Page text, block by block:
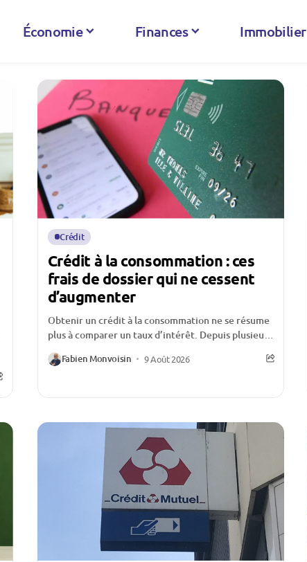
Économie Finances Immobilier
Crédit
Crédit à la consommation : ces
frais de dossier qui ne cessent
d’augmenter
Obtenir un crédit à la consommation ne se résume
plus à comparer un taux d’intérêt. Depuis plusieurs
progression...
Fabien Monvoisin 9 Août 2026